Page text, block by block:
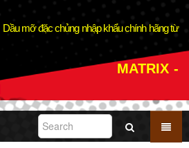
Dầu mỡ đặc chủng nhập khẩu chính hãng từ
MATRIX -